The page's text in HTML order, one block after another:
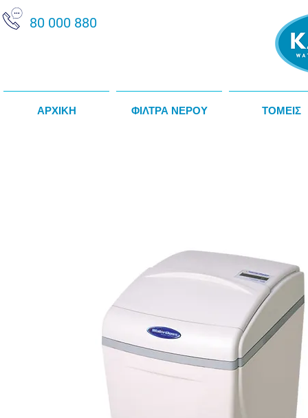
80 000 880
ΑΡΧΙΚΗ ΦΙΛΤΡΑ ΝΕΡΟΥ ΤΟΜΕΙΣ